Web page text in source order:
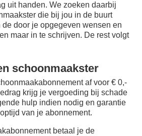
uit handen. We zoeken daarbij
die bij jou in de buurt
door je opgegeven wensen en
maar in te schrijven. De rest volgt
schoonmaakster
af voor € 0,-
krijg je vergoeding bij schade
hulp indien nodig en garantie
van je abonnement.
betaal je de